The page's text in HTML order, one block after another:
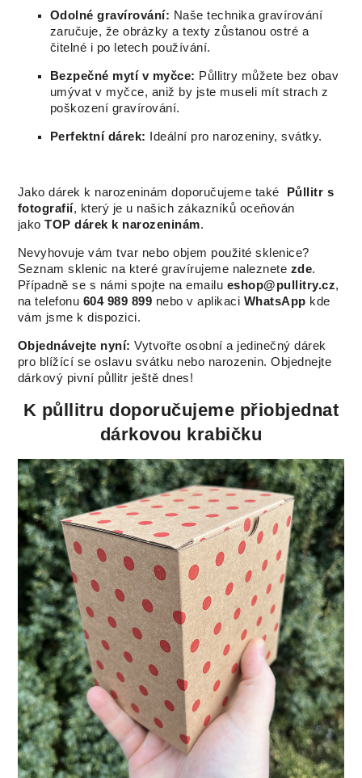
Odolné gravírování: Naše technika gravírování
zaručuje, že obrázky a texty zůstanou ostré a
čitelné i po letech používání.
Bezpečné mytí v myčce: Půllitry můžete bez obav
umývat v myčce, aniž by jste museli mít strach z
poškození gravírování.
Perfektní dárek: Ideální pro narozeniny, svátky.
Jako dárek k narozeninám doporučujeme také
Půllitr s
fotografií, který je u našich zákazníků oceňován
jakoTOP dárek k narozeninám.
Nevyhovuje vám tvar nebo objem použité sklenice?
Seznam sklenic na které gravírujeme naleznete zde.
Případně se s námi spojte na emailu eshop@pullitry.cz,
na telefonu 604 989 899 nebo v aplikaci WhatsApp kde
vám jsme k dispozici.
Objednávejte nyní: Vytvořte osobní a jedinečný dárek
pro blížící se oslavu svátku nebo narozenin. Objednejte
dárkový pivní půllitr ještě dnes!
K půllitru doporučujeme přiobjednat
dárkovou krabičku